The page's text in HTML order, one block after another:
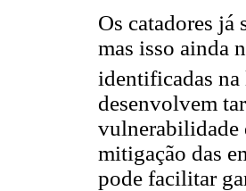
Os catadores já
mas isso ainda
identificadas na
desenvolvem
vulnerabilidade
mitigação das
pode facilitar